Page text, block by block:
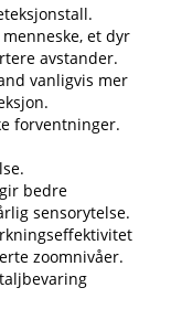
et dyr
avstander.
vanligvis mer
forventninger.
bedre
sensorytelse.
zoomnivåer.